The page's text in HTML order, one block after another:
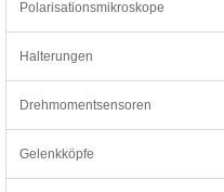
Polarisationsmikroskope
Halterungen
Drehmomentsensoren
Gelenkköpfe